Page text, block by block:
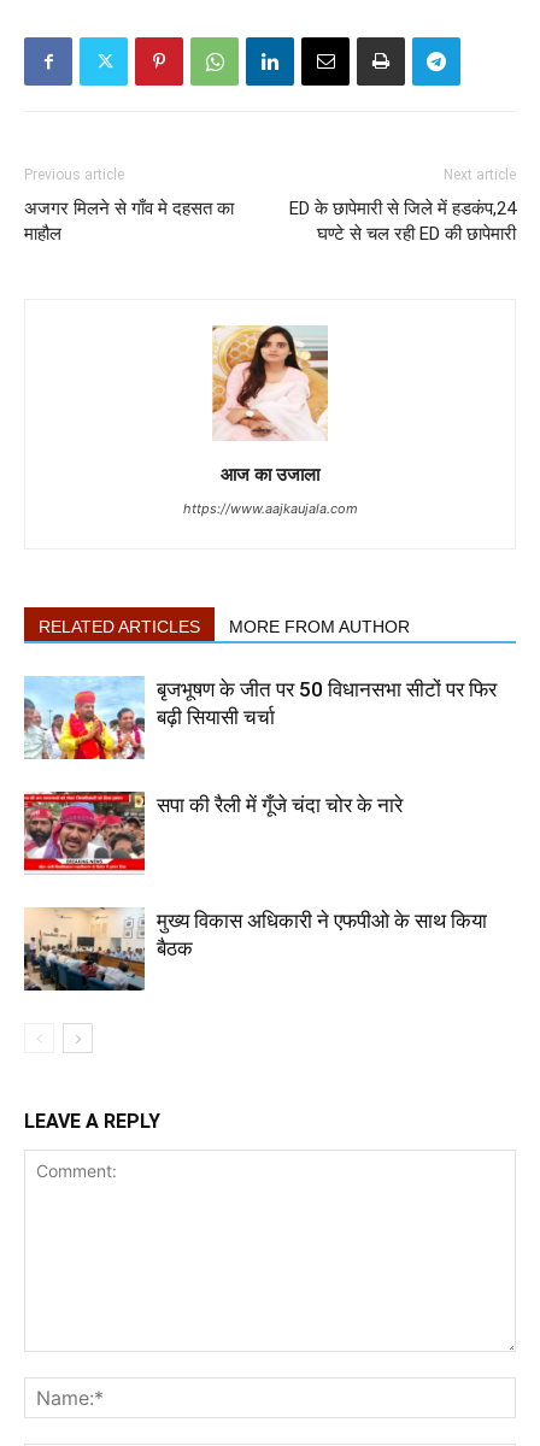
Previous article
अजगर मिलने से गाँव मे दहसत का
माहौल
Next article
ED के छापेमारी से जिले में हडकंप,24
घण्टे से चल रही ED की छापेमारी
आज का उजाला
https://www.aajkaujala.com
RELATED ARTICLES MORE FROM AUTHOR
बृजभूषण के जीत पर 50 विधानसभा सीटों पर फिर
बढ़ी सियासी चर्चा
सपा की रैली में गूँजे चंदा चोर के नारे
मुख्य विकास अधिकारी ने एफपीओ के साथ किया
बैठक
LEAVE A REPLY